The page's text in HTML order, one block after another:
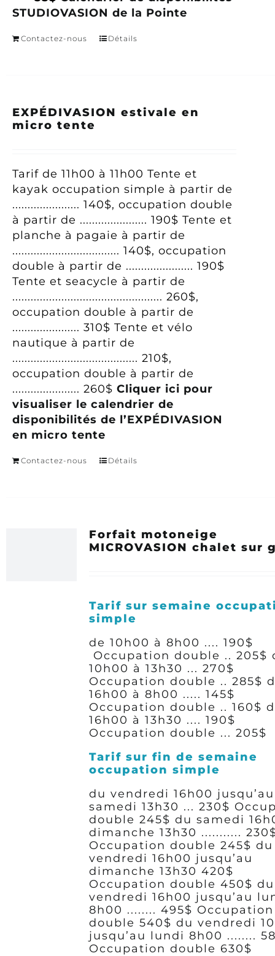
STUDIOVASION de la Pointe
Contactez-nous Détails
EXPÉDIVASION estivale en
micro tente
Tarif de 11h00 à 11h00 Tente et
kayak occupation simple à partir de
...................... 140$, occupation double
à partir de ...................... 190$ Tente et
planche à pagaie à partir de
................................... 140$, occupation
double à partir de ...................... 190$
Tente et seacycle à partir de
................................................. 260$,
occupation double à partir de
...................... 310$ Tente et vélo
nautique à partir de
......................................... 210$,
occupation double à partir de
...................... 260$ Cliquer ici pour
visualiser le calendrier de
disponibilités de l’EXPÉDIVASION
en micro tente
Contactez-nous Détails
Forfait motoneige
MICROVASION chalet sur
Tarif sur semaine
simple
de 10h00 à 8h00 .... 190$
Occupation double .. 205$
10h00 à 13h30 ... 270$
Occupation double .. 285$
16h00 à 8h00 ..... 145$
Occupation double .. 160$
16h00 à 13h30 .... 190$
Occupation double ... 205$
Tarif sur fin de semaine
occupation simple
du vendredi 16h00 jusqu’au
samedi 13h30 ... 230$
double 245$ du samedi
dimanche 13h30 ...........
Occupation double 245$ du
vendredi 16h00 jusqu’au
dimanche 13h30 420$
Occupation double 450$ du
vendredi 16h00 jusqu’au
8h00 ........ 495$ Occupation
double 540$ du vendredi
jusqu’au lundi 8h00 ........
Occupation double 630$